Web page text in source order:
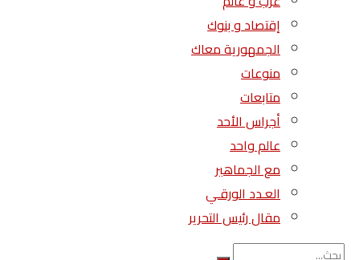
إقتصاد و بنوك
الجمهورية معاك
منوعات
متابعات
أجراس الأحد
عالم واحد
مع الجماهير
العـدد الورقـي
مقال رئيس التحرير